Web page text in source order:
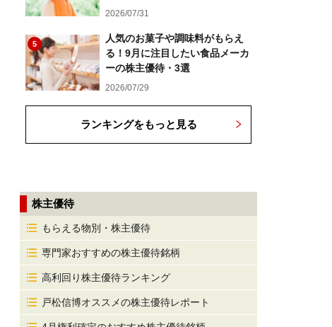
2026/07/31
5
人気のお菓子や調味料がもらえ
る！9月に注目したい食品メーカ
ーの株主優待・3選
2026/07/29
ランキングをもっと見る
株主優待
もらえる物別・株主優待
専門家おすすめの株主優待銘柄
高利回り株主優待ランキング
戸松信博オススメの株主優待レポート